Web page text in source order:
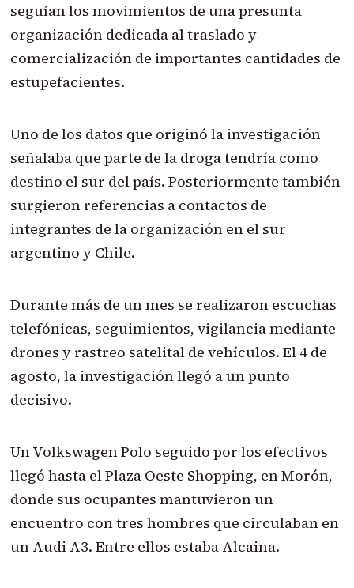
seguían los movimientos de una presunta
organización dedicada al traslado y
comercialización de importantes cantidades de
estupefacientes.
Uno de los datos que originó la investigación
señalaba que parte de la droga tendría como
destino el sur del país. Posteriormente también
surgieron referencias a contactos de
integrantes de la organización en el sur
argentino y Chile.
Durante más de un mes se realizaron escuchas
telefónicas, seguimientos, vigilancia mediante
drones y rastreo satelital de vehículos. El 4 de
agosto, la investigación llegó a un punto
decisivo.
Un Volkswagen Polo seguido por los efectivos
llegó hasta el Plaza Oeste Shopping, en Morón,
donde sus ocupantes mantuvieron un
encuentro con tres hombres que circulaban en
un Audi A3. Entre ellos estaba Alcaina.